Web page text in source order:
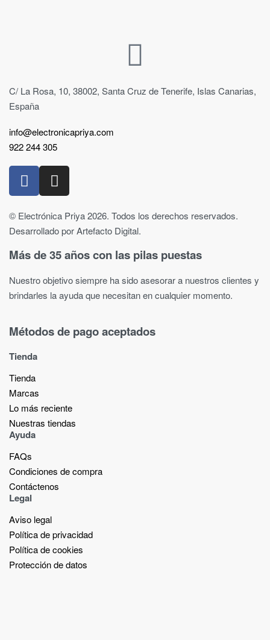
C/ La Rosa, 10, 38002, Santa Cruz de Tenerife, Islas Canarias,
España
info@electronicapriya.com
922 244 305
© Electrónica Priya 2026. Todos los derechos reservados.
Desarrollado por Artefacto Digital.
Más de 35 años con las pilas puestas
Nuestro objetivo siempre ha sido asesorar a nuestros clientes y
brindarles la ayuda que necesitan en cualquier momento.
Métodos de pago aceptados
Tienda
Tienda
Marcas
Lo más reciente​
Nuestras tiendas​
Ayuda
FAQs
Condiciones de compra
Contáctenos
Legal
Aviso legal
Política de privacidad
Política de cookies
Protección de datos